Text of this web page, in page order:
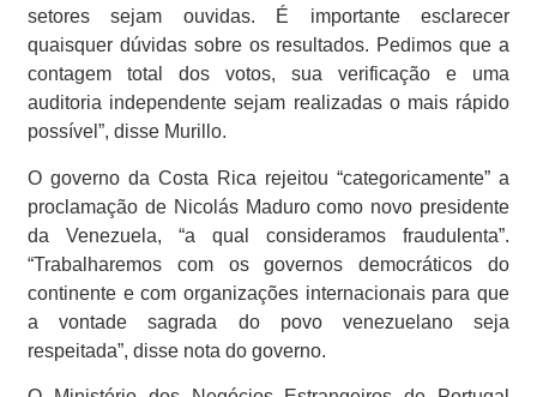
setores sejam ouvidas. É importante esclarecer
quaisquer dúvidas sobre os resultados. Pedimos que a
contagem total dos votos, sua verificação e uma
auditoria independente sejam realizadas o mais rápido
possível”, disse Murillo.
O governo da Costa Rica rejeitou “categoricamente” a
proclamação de Nicolás Maduro como novo presidente
da Venezuela, “a qual consideramos fraudulenta”.
“Trabalharemos com os governos democráticos do
continente e com organizações internacionais para que
a vontade sagrada do povo venezuelano seja
respeitada”, disse nota do governo.